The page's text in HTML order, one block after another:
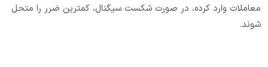
معاملات وارد کرده، در صورت شکست سیگنال، کمترین ضرر را متحل
شوند.